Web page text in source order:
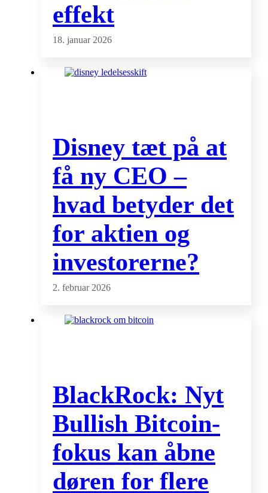
effekt
18. januar 2026
Disney tæt på at
få ny CEO –
hvad betyder det
for aktien og
investorerne?
2. februar 2026
BlackRock: Nyt
Bullish Bitcoin-
fokus kan åbne
døren for flere